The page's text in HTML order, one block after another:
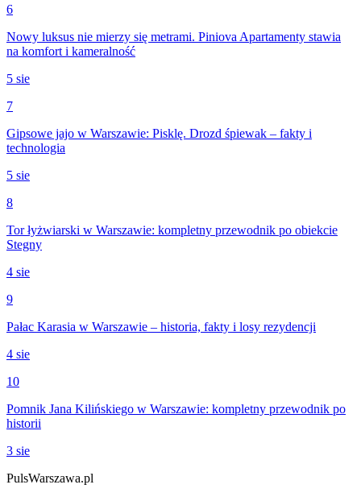
6
Nowy luksus nie mierzy się metrami. Piniova Apartamenty stawia
na komfort i kameralność
5 sie
7
Gipsowe jajo w Warszawie: Pisklę. Drozd śpiewak – fakty i
technologia
5 sie
8
Tor łyżwiarski w Warszawie: kompletny przewodnik po obiekcie
Stegny
4 sie
9
Pałac Karasia w Warszawie – historia, fakty i losy rezydencji
4 sie
10
Pomnik Jana Kilińskiego w Warszawie: kompletny przewodnik po
historii
3 sie
PulsWarszawa.pl